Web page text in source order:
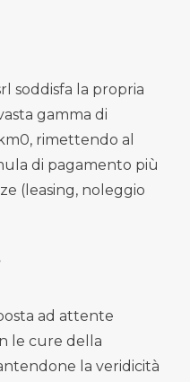
soddisfa la propria
gamma di
rimettendo al
di pagamento più
(leasing, noleggio
ad attente
le cure della
la veridicità